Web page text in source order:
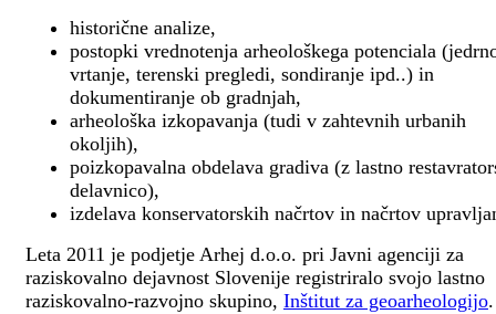
historične analize,
postopki vrednotenja arheološkega potenciala
vrtanje, terenski pregledi, sondiranje ipd..) in
dokumentiranje ob gradnjah,
arheološka izkopavanja (tudi v zahtevnih urbanih
okoljih),
poizkopavalna obdelava gradiva (z lastno
delavnico),
izdelava konservatorskih načrtov in načrtov
Leta 2011 je podjetje Arhej d.o.o. pri Javni agenciji za
raziskovalno dejavnost Slovenije registriralo svojo lastno
raziskovalno-razvojno skupino, Inštitut za geoarheologijo.